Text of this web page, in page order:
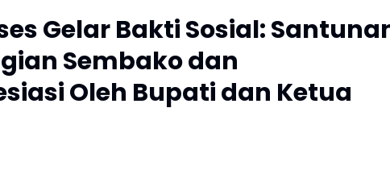
Gelar Bakti Sosial:
Sembako dan
Oleh Bupati dan Ketua